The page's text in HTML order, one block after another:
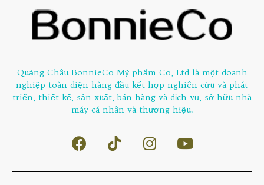
Quảng Châu BonnieCo Mỹ phẩm Co, Ltd là một doanh
nghiệp toàn diện hàng đầu kết hợp nghiên cứu và phát
triển, thiết kế, sản xuất, bán hàng và dịch vụ, sở hữu nhà
máy cá nhân và thương hiệu.